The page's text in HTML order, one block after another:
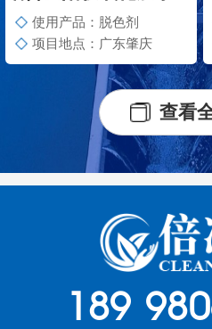
使用产品：脱色剂
项目地点：广东肇庆
查看
189